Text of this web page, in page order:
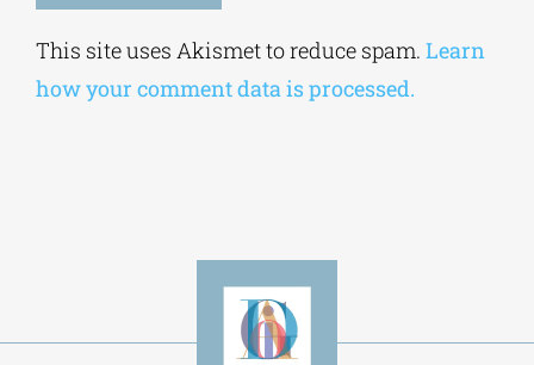
This site uses Akismet to reduce spam. Learn
how your comment data is processed.